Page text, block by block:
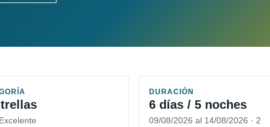
DURACIÓN
6 días / 5 noches
09/08/2026 al 14/08/2026 · 2